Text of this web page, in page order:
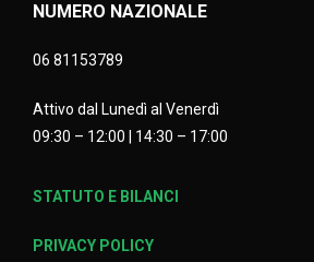
NUMERO NAZIONALE
06 81153789
Attivo dal Lunedì al Venerdì
09:30 – 12:00 | 14:30 – 17:00
STATUTO E BILANCI
PRIVACY POLICY